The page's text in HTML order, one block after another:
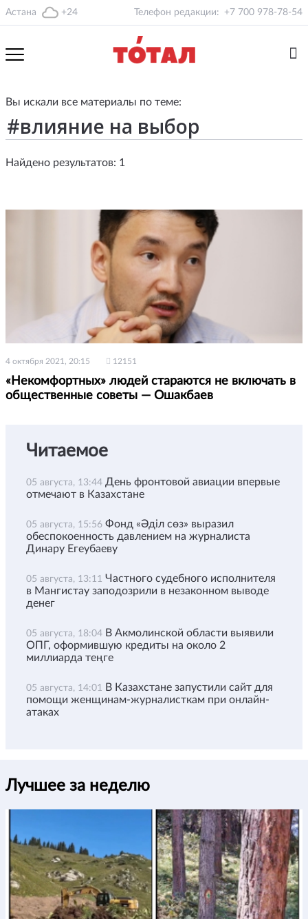
Астана +24 Телефон редакции: +7 700 978-78-54
Вы искали все материалы по теме:
Найдено результатов: 1
4 октября 2021, 20:15 12151
«Некомфортных» людей стараются не включать в
общественные советы — Ошакбаев
Читаемое
05 августа, 13:44 День фронтовой авиации впервые
отмечают в Казахстане
05 августа, 15:56 Фонд «Әділ сөз» выразил
обеспокоенность давлением на журналиста
Динару Егеубаеву
05 августа, 13:11 Частного судебного исполнителя
в Мангистау заподозрили в незаконном выводе
денег
05 августа, 18:04 В Акмолинской области выявили
ОПГ, оформившую кредиты на около 2
миллиарда теңге
05 августа, 14:01 В Казахстане запустили сайт для
помощи женщинам-журналисткам при онлайн-
атаках
Лучшее за неделю